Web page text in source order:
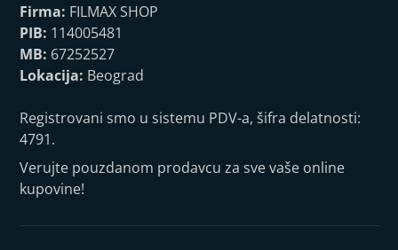
Firma: FILMAX SHOP
PIB: 114005481
MB: 67252527
Lokacija: Beograd
Registrovani smo u sistemu PDV-a, šifra delatnosti:
4791.
Verujte pouzdanom prodavcu za sve vaše online
kupovine!